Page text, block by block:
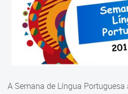
Cadastramento Escolar
Cadastro Online
Portal ICS Instituto Curitiba de
Portal Aprendere
Currículo do Ensino
Fundamental
A Semana de Língua